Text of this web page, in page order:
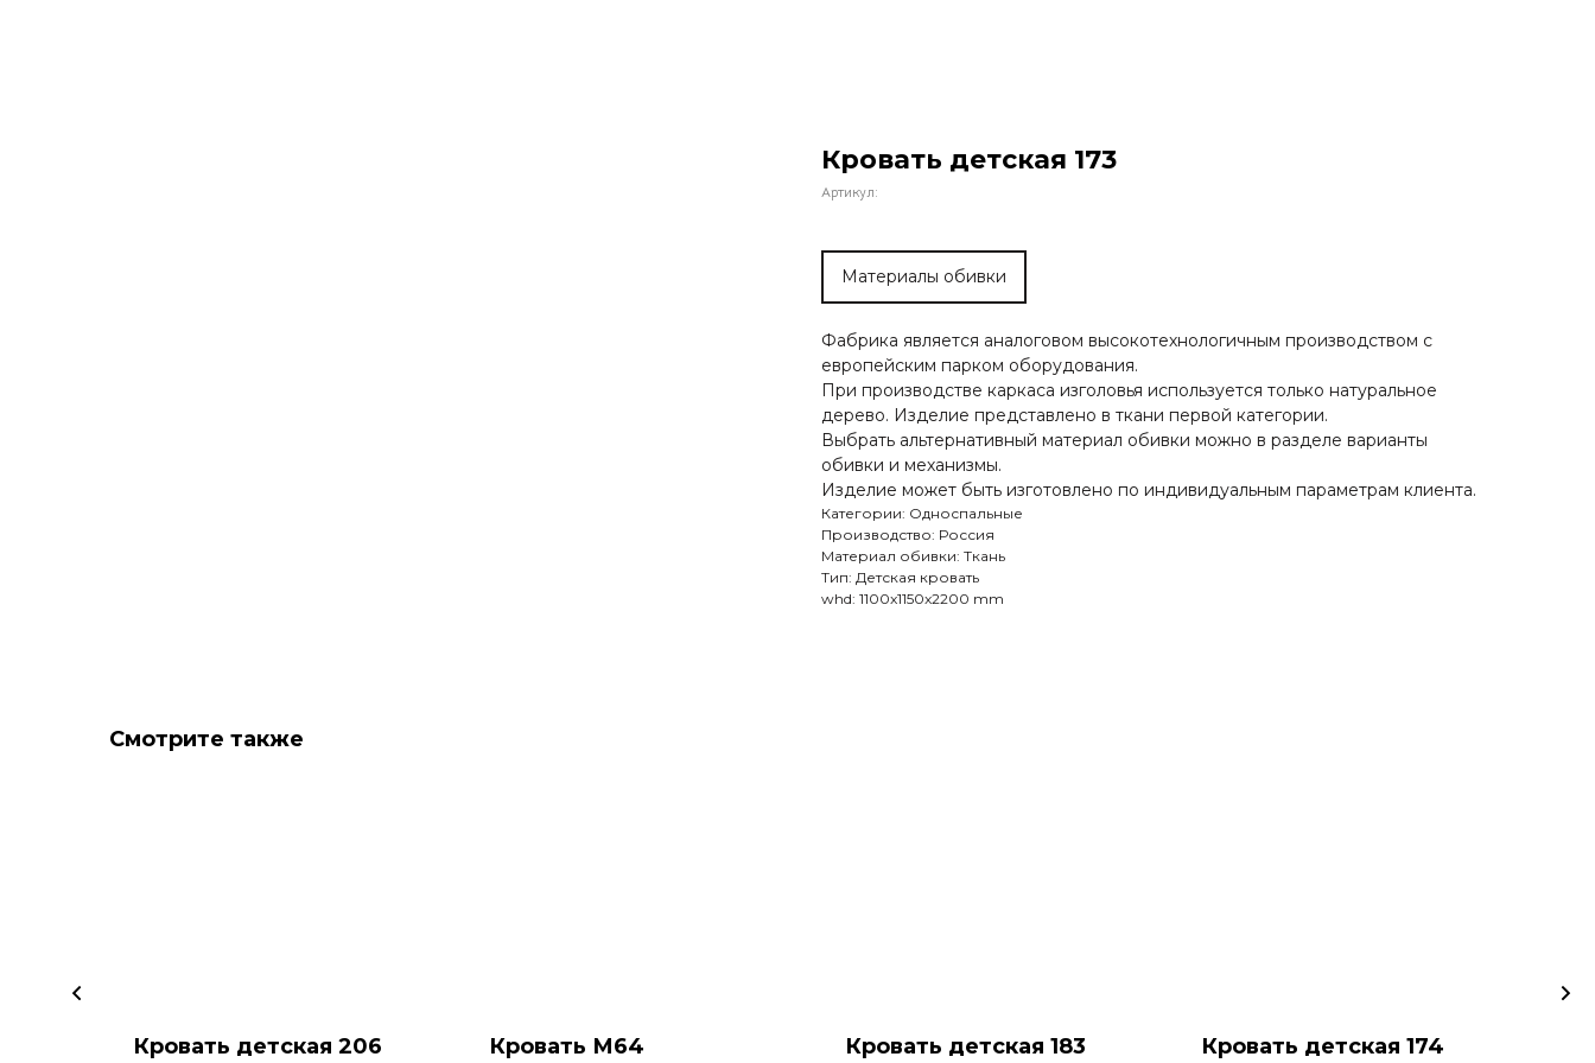
Кровать детская 173
Артикул:
Материалы обивки
Фабрика является аналоговом высокотехнологичным производством с
европейским парком оборудования.
При производстве каркаса изголовья используется только натуральное
дерево. Изделие представлено в ткани первой категории.
Выбрать альтернативный материал обивки можно в разделе варианты
обивки и механизмы.
Изделие может быть изготовлено по индивидуальным параметрам клиента.
Категории: Односпальные
Производство: Россия
Материал обивки: Ткань
Тип: Детская кровать
whd: 1100x1150x2200 mm
Смотрите также
Кровать детская 206 Кровать М64 Кровать детская 183 Кровать детская 174